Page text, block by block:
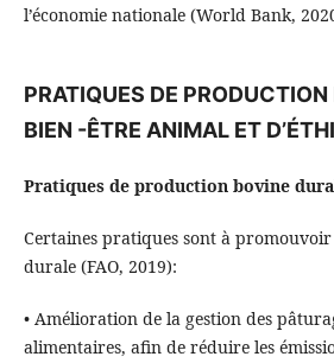
l’économie nationale (World Bank,
PRATIQUES DE PRODUCTION
BIEN -ÊTRE ANIMAL ET
Pratiques de production bovine
Certaines pratiques sont à
durale (FAO, 2019):
• Amélioration de la gestion des
alimentaires, afin de réduire les